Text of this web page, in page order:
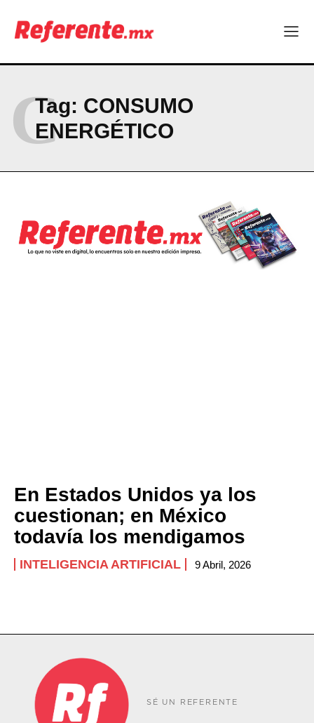
Company
ABOUT
CONTACT
PRIVACY POLICY
NEWSLETTER
Tag: CONSUMO
ENERGÉTICO
C
En Estados Unidos ya los
cuestionan; en México
todavía los mendigamos
INTELIGENCIA ARTIFICIAL 9 Abril, 2026
SÉ UN REFERENTE